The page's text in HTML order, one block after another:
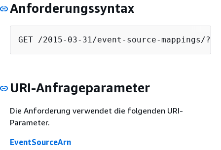
Anforderungssyntax
GET /2015-03-31/event-source-mappings/
URI-Anfrageparameter
Die Anforderung verwendet die folgenden URI-
Parameter.
EventSourceArn